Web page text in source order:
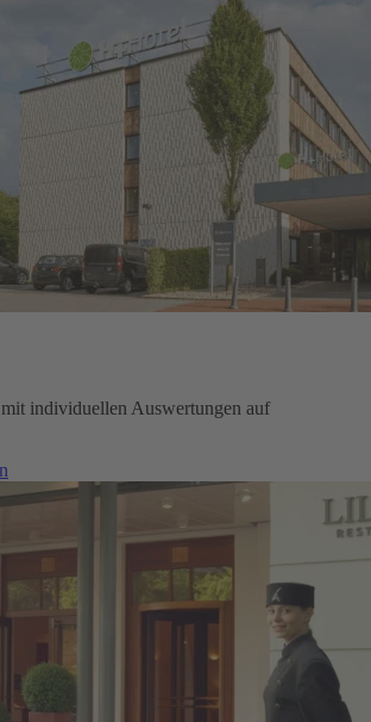
individuellen Auswertungen auf